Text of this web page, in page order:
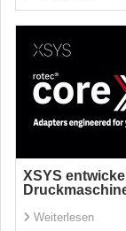
XSYS
Weiterlesen